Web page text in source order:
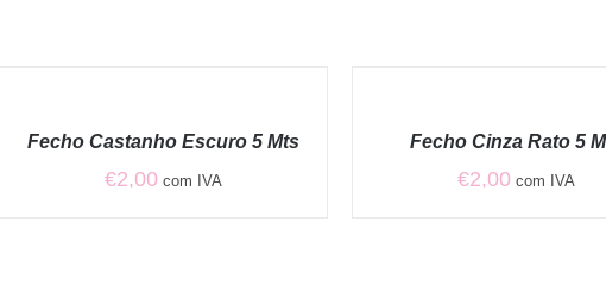
QUICKFecho Castanho Escuro 5 Mts
€2,00 com IVA
Fecho Cinza Rato 5
€2,00 com IVA